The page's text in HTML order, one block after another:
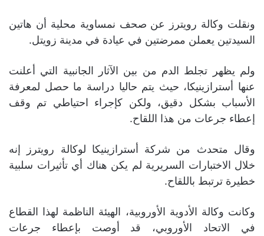
ونقلت وكالة رويترز عن صحف نمساوية محلية أن هاتين
السيدتين يعملن ممرضتين في عيادة في مدينة زويتل.
ولم يظهر تجلط الدم من بين الآثار الجانبية التي أعلنت
عنها أسترازينيكا، حيث يتم حاليا دراسة ما حصل لمعرفة
الأسباب بشكل دقيق، ولكن كإجراء احتياطي تم وقف
إعطاء جرعات من هذا اللقاح.
وقال متحدث من شركة أسترازينيكا لوكالة رويترز إنه
خلال الاختبارات السريرية لم يكن هناك أي تأثيرات سلبية
خطيرة ترتبط باللقاح.
وكانت وكالة الأدوية الأوروبية، الهيئة الناظمة لهذا القطاع
في الاتحاد الأوروبي، قد أوصت بإعطاء جرعات